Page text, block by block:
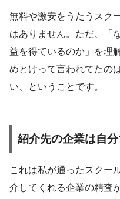
無料や激安をうたうスク
はありません。ただ、「
益を得ているのか」を理
めとけって言われてたの
い、ということです。
紹介先の企業は自
これは私が通ったスクー
介してくれる企業の精査